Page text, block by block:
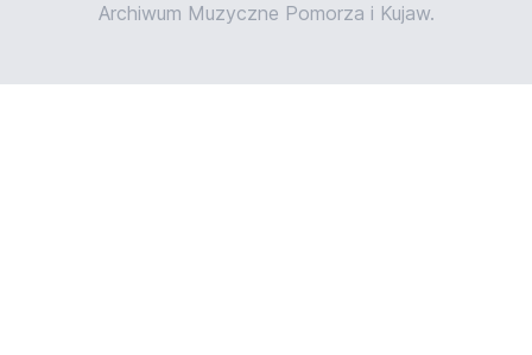
Archiwum Muzyczne Pomorza i Kujaw.